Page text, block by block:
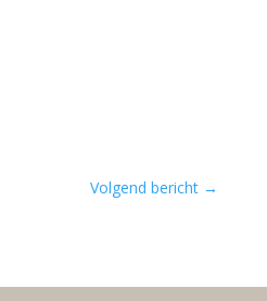
Volgend bericht →